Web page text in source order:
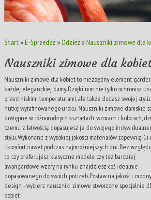
Start »E-Sprzedaż»Odzież»Nauszniki zimowe dla
Nauszniki zimowe dla
Nauszniki zimowe dla kobiet to niezbędny element
każdej eleganckiej damy. Dzięki nim nie tylko ochronisz
przed niskimi temperaturami, ale także dodasz swojej
nutkę wyrafinowanego uroku. Nauszniki zimowe damskie
dostępne w różnorodnych kształtach, wzorach i kolorach,
czemu z łatwością dopasujesz je do swojego
stylu. Wykonane z wysokiej jakości materiałów zapewnią Ci
i komfort nawet podczas najmroźniejszych dni. Bez
to, czy preferujesz klasyczne modele czy też bardziej
awangardowe wzory, na rynku znajdziesz coś idealnie
dopasowanego do swoich potrzeb. Postaw na jakość i modny
design - wybierz nauszniki zimowe stworzone specjalnie
kobiet!